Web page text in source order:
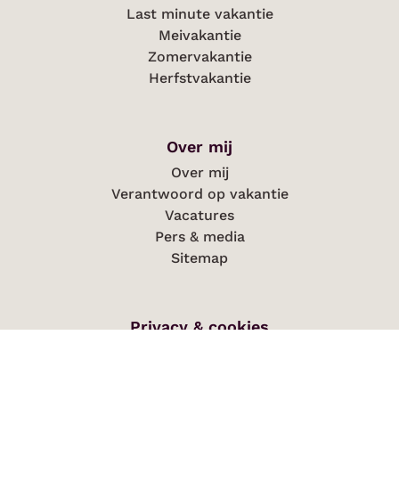
Last minute vakantie
Meivakantie
Zomervakantie
Herfstvakantie
Over mij
Over mij
Verantwoord op vakantie
Vacatures
Pers & media
Sitemap
Privacy & cookies